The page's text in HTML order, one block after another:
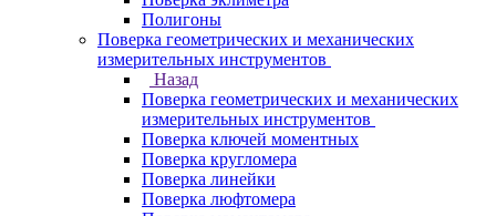
Полигоны
Поверка геометрических и механических
измерительных инструментов
Назад
Поверка геометрических и механических
измерительных инструментов
Поверка ключей моментных
Поверка кругломера
Поверка линейки
Поверка люфтомера